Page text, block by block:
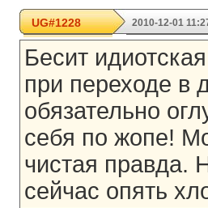
UG#1228 2010-12-01
Бесит
при переходе в
обязательно
себя по жопе!
чистая правда.
сейчас опять